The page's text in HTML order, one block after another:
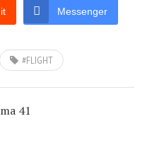
Messenger
#FLIGHT
41